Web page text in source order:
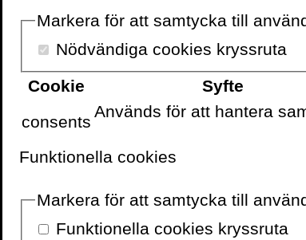
History Labs, en
Arkivism: En
Riksutställningar,
historiapå
Markera för att samtycka till
Nödvändiga cookies kryssruta
Cookie Syfte
consents
Används för att hantera
Funktionella cookies
Markera för att samtycka till
Funktionella cookies kryssruta